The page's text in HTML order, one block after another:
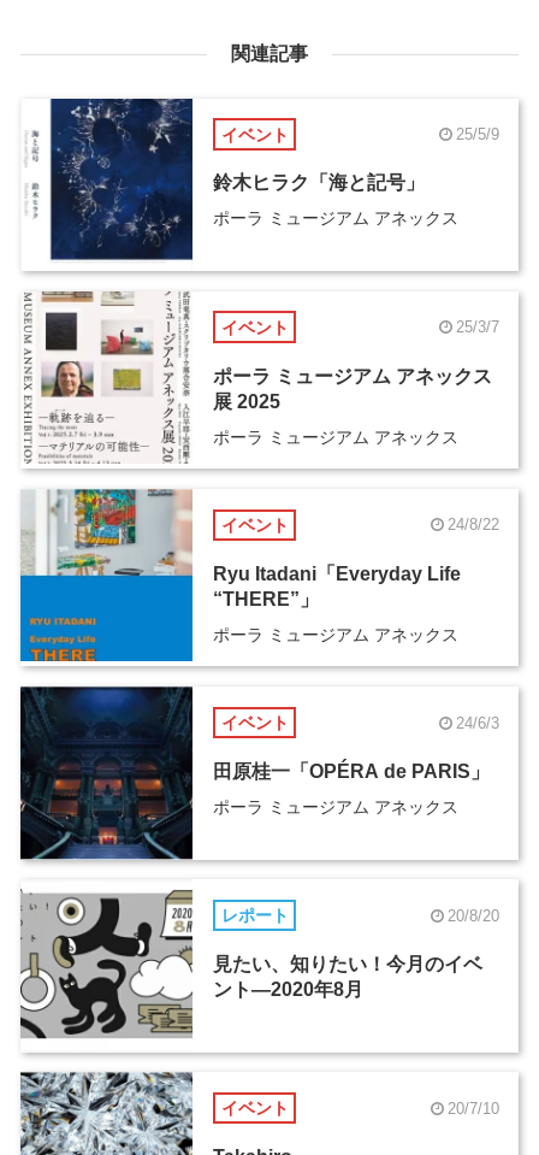
関連記事
イベント 25/5/9
鈴木ヒラク「海と記号」
ポーラ ミュージアム アネックス
イベント 25/3/7
ポーラ ミュージアム アネックス
展 2025
ポーラ ミュージアム アネックス
イベント 24/8/22
Ryu Itadani「Everyday Life
“THERE”」
ポーラ ミュージアム アネックス
イベント 24/6/3
田原桂一「OPÉRA de PARIS」
ポーラ ミュージアム アネックス
レポート 20/8/20
見たい、知りたい！今月のイベ
ント―2020年8月
イベント 20/7/10